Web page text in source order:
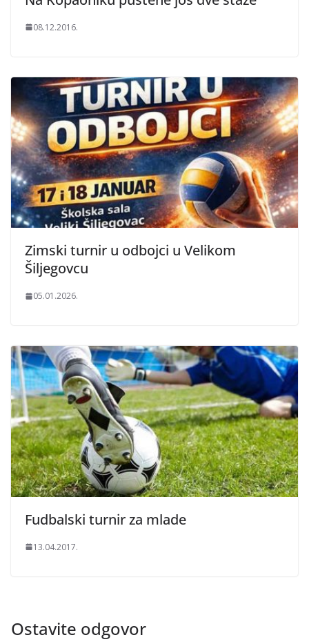
08.12.2016.
Zimski turnir u odbojci u Velikom
Šiljegovcu
05.01.2026.
Fudbalski turnir za mlade
13.04.2017.
Ostavite odgovor